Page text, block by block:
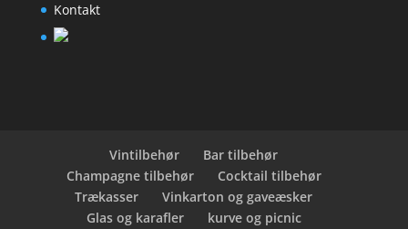
Kontakt
Vintilbehør
Bar tilbehør
Champagne tilbehør
Cocktail tilbehør
Trækasser
Vinkarton og gaveæsker
Glas og karafler
kurve og picnic